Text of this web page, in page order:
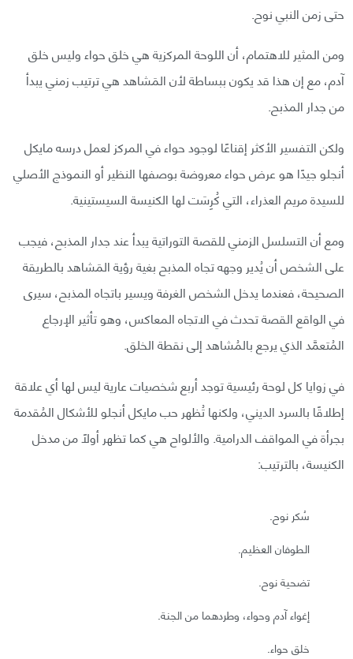
حتى زمن النبي نوح.
ومن المثير للاهتمام، أن اللوحة المركزية هي خلق حواء وليس خلق
آدم، مع إن هذا قد يكون ببساطة لأن المَشاهد هي ترتيب زمني يبدأ
من جدار المذبح.
ولكن التفسير الأكثر إقناعًا لوجود حواء في المركز لعمل درسه مايكل
أنجلو جيدًا هو عرض حواء معروضة بوصفها النظير أو النموذج الأصلي
للسيدة مريم العذراء، التي كُرِسَت لها الكنيسة السيستينية.
ومع أن التسلسل الزمني للقصة التوراتية يبدأ عند جدار المذبح، فيجب
على الشخص أن يُدير وجهه تجاه المذبح بغية رؤية المَشاهد بالطريقة
الصحيحة، فعندما يدخل الشخص الغرفة ويسير باتجاه المذبح، سيرى
في الواقع القصة تحدث في الاتجاه المعاكس، وهو تأثير الإرجاع
المُتعمَّد الذي يرجع بالمُشاهد إلى نقطة الخلق.
في زوايا كل لوحة رئيسية توجد أربع شخصيات عارية ليس لها أي علاقة
إطلاقًا بالسرد الديني، ولكنها تُظهر حب مايكل أنجلو للأشكال المُقدمة
بجرأة في المواقف الدرامية. والألواح هي كما تظهر أولًا من مدخل
الكنيسة، بالترتيب:
سُكر نوح.
الطوفان العظيم.
تضحية نوح.
إغواء آدم وحواء، وطردهما من الجنة.
خلق حواء.